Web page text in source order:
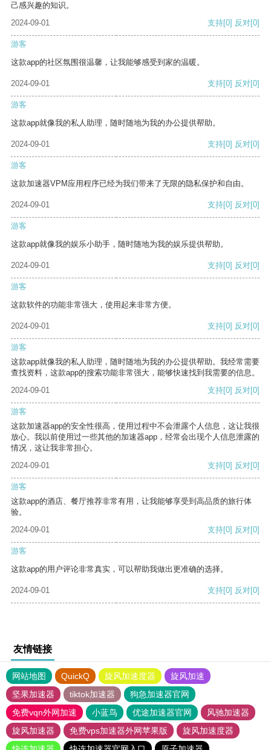
己感兴趣的知识。
2024-09-01
支持[0] 反对[0]
游客
这款app的社区氛围很温馨，让我能够感受到家的温暖。
2024-09-01 支持[0] 反对[0]
游客
这款app就像我的私人助理，随时随地为我的办公提供帮助。
2024-09-01 支持[0] 反对[0]
游客
这款加速器VPM应用程序已经为我们带来了无限的隐私保护和自由。
2024-09-01 支持[0] 反对[0]
游客
这款app就像我的娱乐小助手，随时随地为我的娱乐提供帮助。
2024-09-01 支持[0] 反对[0]
游客
这款软件的功能非常强大，使用起来非常方便。
2024-09-01 支持[0] 反对[0]
游客
这款app就像我的私人助理，随时随地为我的办公提供帮助。我经常需要
查找资料，这款app的搜索功能非常强大，能够快速找到我需要的信息。
2024-09-01
支持[0] 反对[0]
游客
这款加速器app的安全性很高，使用过程中不会泄露个人信息，这让我很
放心。我以前使用过一些其他的加速器app，经常会出现个人信息泄露的
情况，这让我非常担心。
2024-09-01
支持[0] 反对[0]
游客
这款app的酒店、餐厅推荐非常有用，让我能够享受到高品质的旅行体
验。
2024-09-01
支持[0] 反对[0]
游客
这款app的用户评论非常真实，可以帮助我做出更准确的选择。
2024-09-01 支持[0] 反对[0]
友情链接
网站地图 QuickQ 旋风加速度器
旋风加速
坚果加速器
tiktok加速器
狗急加速器官网
免费vqn外网加速
小蓝鸟 优途加速器官网
风驰加速器
旋风加速器
免费vps加速器外网苹果版
旋风加速度器